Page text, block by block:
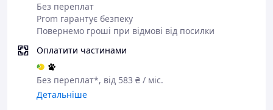
Без переплат
Prom гарантує безпеку
Повернемо гроші при відмові від посилки
Оплатити частинами
Без переплат*, від 583 ₴ / міс.
Детальніше